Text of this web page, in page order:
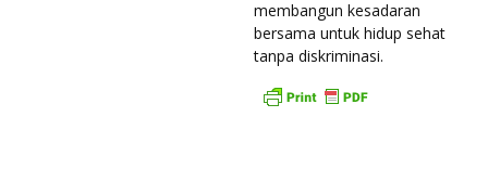
membangun kesadaran
bersama untuk hidup sehat
tanpa diskriminasi.